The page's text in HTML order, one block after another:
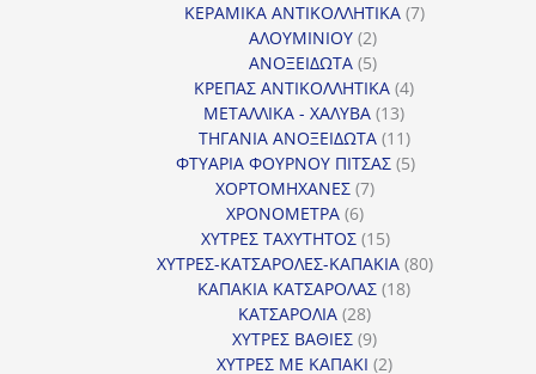
προϊόντα
ΚΕΡΑΜΙΚΑ ΑΝΤΙΚΟΛΛΗΤΙΚΑ 77
ΑΛΟΥΜΙΝΙΟΥ 22
προϊόντα
ΑΝΟΞΕΙΔΩΤΑ 55
προϊόντα
ΚΡΕΠΑΣ ΑΝΤΙΚΟΛΛΗΤΙΚΑ 44
ΜΕΤΑΛΛΙΚΑ - ΧΑΛΥΒΑ 1313
προϊόντα
ΤΗΓΑΝΙΑ ΑΝΟΞΕΙΔΩΤΑ 1111
προϊόντα
ΦΤΥΑΡΙΑ ΦΟΥΡΝΟΥ ΠΙΤΣΑΣ 55
ΧΟΡΤΟΜΗΧΑΝΕΣ 77
ΧΡΟΝΟΜΕΤΡΑ 66
προϊόντα
ΧΥΤΡΕΣ ΤΑΧΥΤΗΤΟΣ 1515
προϊόντα
ΧΥΤΡΕΣ-ΚΑΤΣΑΡΟΛΕΣ-ΚΑΠΑΚΙΑ 8080
ΚΑΠΑΚΙΑ ΚΑΤΣΑΡΟΛΑΣ 1818
ΚΑΤΣΑΡΟΛΙΑ 2828
προϊόντα
ΧΥΤΡΕΣ ΒΑΘΙΕΣ 99
προϊόντα
ΧΥΤΡΕΣ ΜΕ ΚΑΠΑΚΙ 22